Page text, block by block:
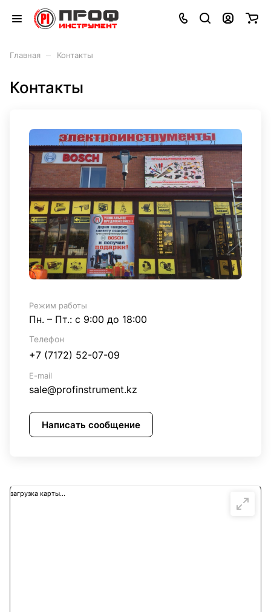
Главная Контакты
Контакты
загрузка карты...
Режим работы
Пн. – Пт.: с 9:00 до 18:00
Телефон
+7 (7172) 52-07-09
E-mail
sale@profinstrument.kz
Написать сообщение